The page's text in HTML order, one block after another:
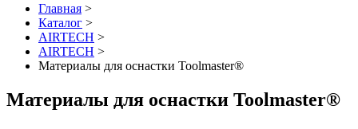
Главная >
Каталог >
AIRTECH >
AIRTECH >
Материалы для оснастки Toolmaster®
Материалы для оснастки Toolmaster®